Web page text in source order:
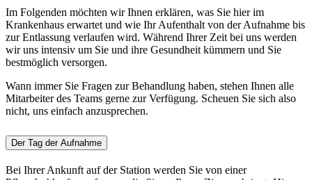
Im Folgenden möchten wir Ihnen erklären, was Sie hier im
Krankenhaus erwartet und wie Ihr Aufenthalt von der Aufnahme bis
zur Entlassung verlaufen wird. Während Ihrer Zeit bei uns werden
wir uns intensiv um Sie und ihre Gesundheit kümmern und Sie
bestmöglich versorgen.
Wann immer Sie Fragen zur Behandlung haben, stehen Ihnen alle
Mitarbeiter des Teams gerne zur Verfügung. Scheuen Sie sich also
nicht, uns einfach anzusprechen.
Der Tag der Aufnahme
Bei Ihrer Ankunft auf der Station werden Sie von einer